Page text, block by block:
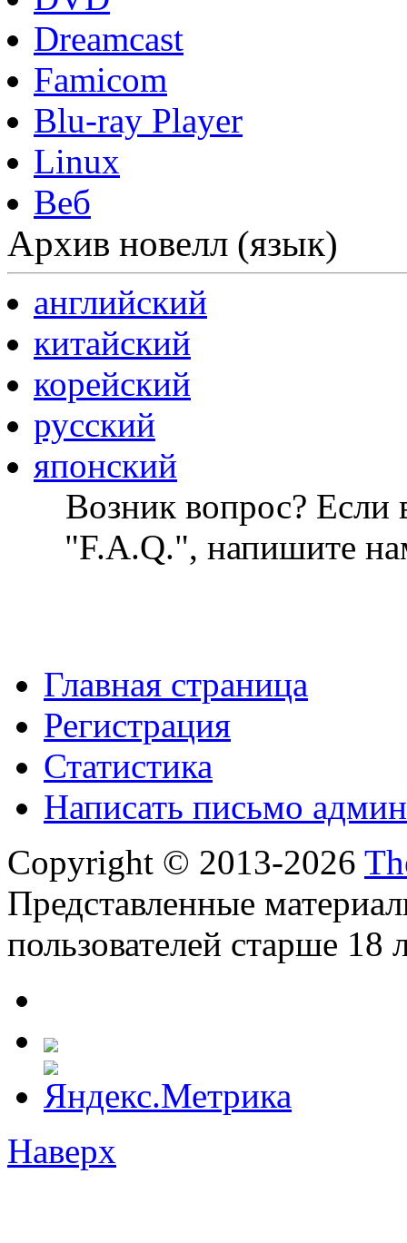
Dreamcast
Famicom
Blu-ray Player
Linux
Веб
Архив новелл (язык)
английский
китайский
корейский
русский
японский
Возник вопрос? Если
"F.A.Q.", напишите
Главная страница
Регистрация
Статистика
Написать письмо
Copyright © 2013-2026
Представленные
пользователей старше 18
Наверх